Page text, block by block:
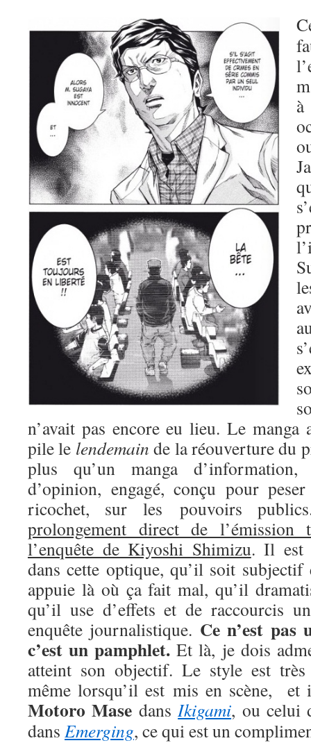
n’avait pas encore eu lieu. Le manga
pile le lendemain de la réouverture du
plus qu’un manga
d’opinion, engagé, conçu pour
ricochet, sur les pouvoirs
prolongement direct de l’émission
l’enquête de Kiyoshi Shimizu. Il est
dans cette optique, qu’il soit subjectif
appuie là où ça fait mal, qu’il
qu’il use d’effets et de raccourcis
enquête journalistique. Ce n’est pas
c’est un pamphlet.Et là, je dois
atteint son objectif. Le style est
même lorsqu’il est mis en scène, et
Motoro Mase dansIkigami, ou celui
dans Emerging, ce qui est un